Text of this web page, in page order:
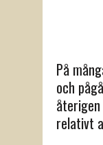
På
och
relativt